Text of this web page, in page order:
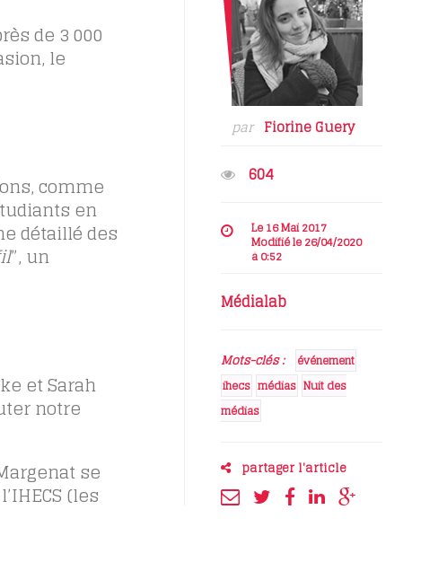
de 3 000
le
comme
en
détaillé des
”, un
et Sarah
notre
se
(les
par Fiorine Guery
604
Le 16 Mai 2017
Modifié le 26/04/2020
à 0:52
Médialab
Mots-clés :
événement
ihecs médias Nuit des
médias
partager l'article